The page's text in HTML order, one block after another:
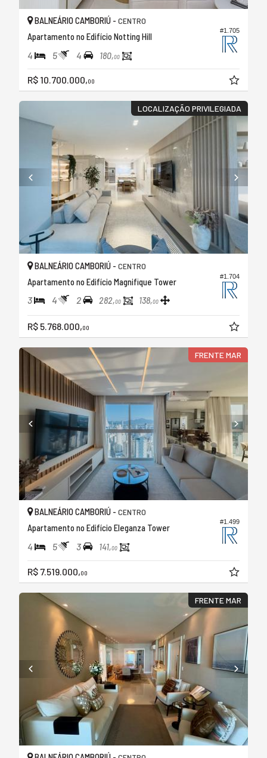
#1.705
BALNEÁRIO CAMBORIÚ - CENTRO
Apartamento no Edifício Notting Hill
4 5 4 180,00
R$ 10.700.000,00
LOCALIZAÇÃO PRIVILEGIADA
#1.704
BALNEÁRIO CAMBORIÚ - CENTRO
Apartamento no Edifício Magnifique Tower
3 4 2 282,00 138,00
R$ 5.768.000,00
FRENTE MAR
#1.499
BALNEÁRIO CAMBORIÚ - CENTRO
Apartamento no Edifício Eleganza Tower
4 5 3 141,00
R$ 7.519.000,00
FRENTE MAR